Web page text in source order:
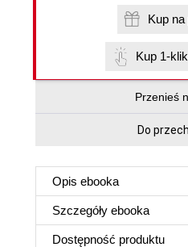
Kup 1-
Przenieś
Do
Opis ebooka
Szczegóły ebooka
Dostępność produktu